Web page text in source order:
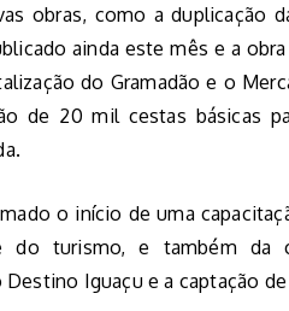
obras, como a duplicação
ainda este mês e a
do Gramadão e o
de 20 mil cestas básicas
o início de uma
do turismo, e também da
Iguaçu e a captação